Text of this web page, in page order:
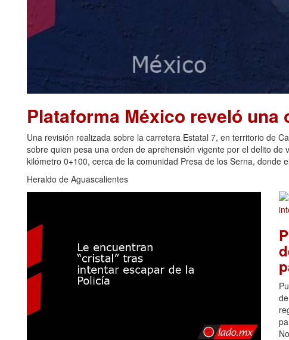
Plataforma México reveló una
Una revisión realizada sobre la carretera Estatal 7, en territorio de
sobre quien pesa una orden de aprehensión vigente por el delito
kilómetro 0+100, cerca de la comunidad Presa de los Serna, donde
Heraldo de Aguascalientes